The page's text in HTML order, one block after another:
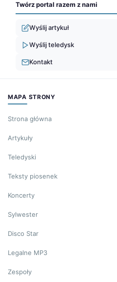
Twórz portal razem z nami
Wyślij artykuł
Wyślij teledysk
Kontakt
MAPA STRONY
Strona główna
Artykuły
Teledyski
Teksty piosenek
Koncerty
Sylwester
Disco Star
Legalne MP3
Zespoły